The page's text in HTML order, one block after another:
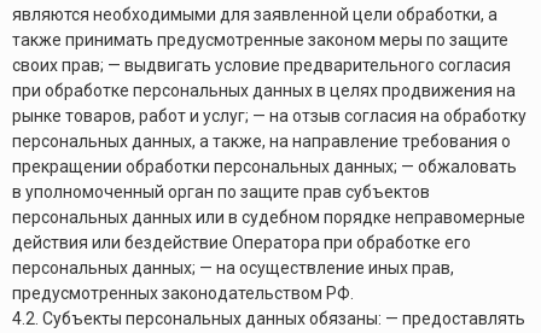
являются необходимыми для заявленной цели обработки, а
также принимать предусмотренные законом меры по защите
своих прав; — выдвигать условие предварительного согласия
при обработке персональных данных в целях продвижения на
рынке товаров, работ и услуг; — на отзыв согласия на обработку
персональных данных, а также, на направление требования о
прекращении обработки персональных данных; — обжаловать
в уполномоченный орган по защите прав субъектов
персональных данных или в судебном порядке неправомерные
действия или бездействие Оператора при обработке его
персональных данных; — на осуществление иных прав,
предусмотренных законодательством РФ.
4.2. Субъекты персональных данных обязаны: — предоставлять